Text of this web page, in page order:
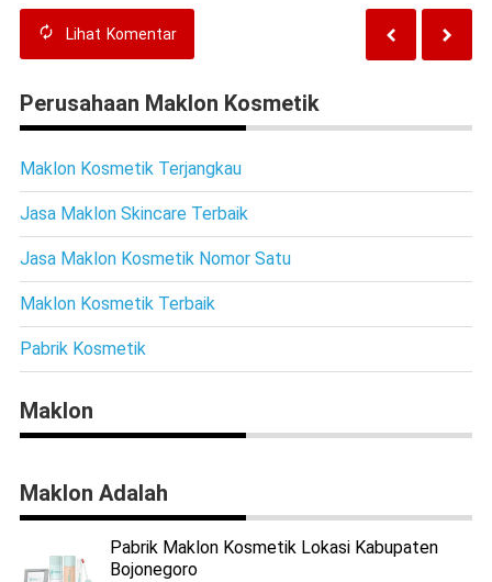
Lihat Komentar
Perusahaan Maklon Kosmetik
Maklon Kosmetik Terjangkau
Jasa Maklon Skincare Terbaik
Jasa Maklon Kosmetik Nomor Satu
Maklon Kosmetik Terbaik
Pabrik Kosmetik
Maklon
Maklon Adalah
Pabrik Maklon Kosmetik Lokasi Kabupaten
Bojonegoro